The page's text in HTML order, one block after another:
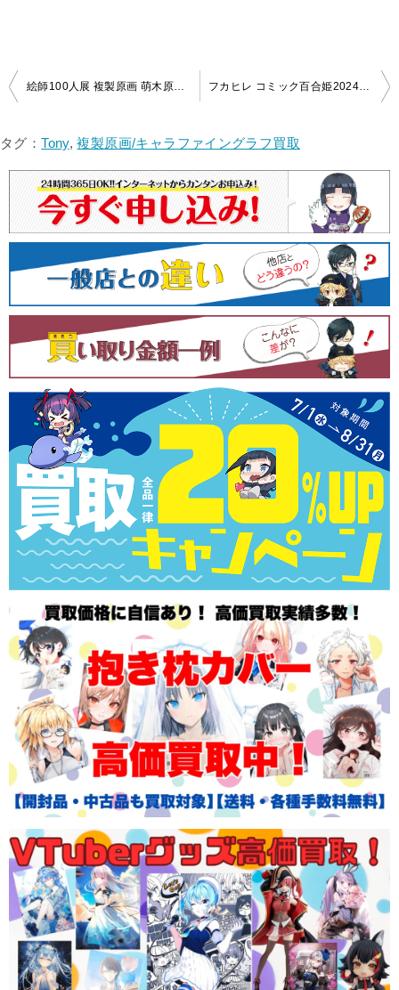
投
ナ
シ
ョ
タグ：Tony,複製原画/キャラファイングラフ買取